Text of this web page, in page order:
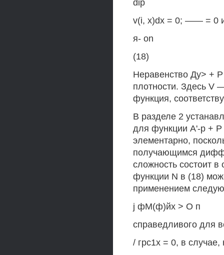
dip
v(i, x)dx = 0; —— = 0
я- on
(18)
Неравенство Ду> +
плотности. Здесь V
функция,
В разделе 2
для функции А'-р + Р
элементарно,
получающимся
сложность состоит в
функции N в (18)
применением
j фМ(ф)йх > О п
справедливого для
/ грс1х = 0, в